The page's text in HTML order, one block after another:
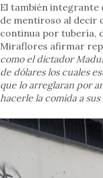
El también integrante
de mentiroso al decir
continua por tubería,
Miraflores afirmar
como el dictador
de dólares los cuales
que lo arreglaran por
hacerle la comida a